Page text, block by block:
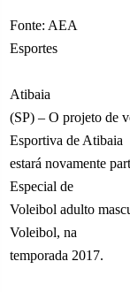
Fonte: AEA
Esportes
Atibaia
(SP) – O projeto de
Esportiva de Atibaia
estará novamente
Especial de
Voleibol adulto
Voleibol, na
temporada 2017.